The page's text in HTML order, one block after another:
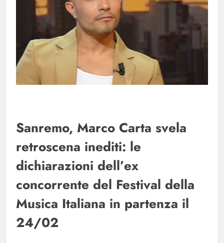
Sanremo, Marco Carta svela
retroscena inediti: le
dichiarazioni dell’ex
concorrente del Festival della
Musica Italiana in partenza il
24/02